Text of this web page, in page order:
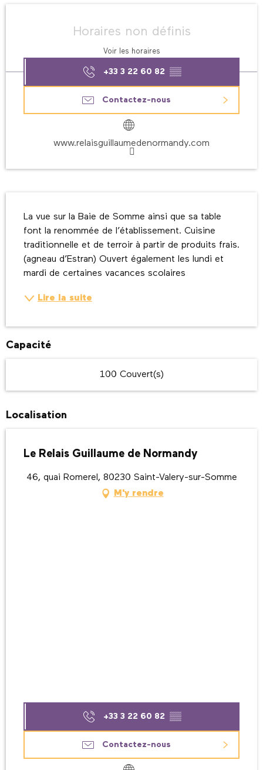
Horaires non définis
Voir les horaires
+33 3 22 60 82 ▒▒
Contactez-nous
www.relaisguillaumedenormandy.com
La vue sur la Baie de Somme ainsi que sa table
font la renommée de l’établissement. Cuisine
traditionnelle et de terroir à partir de produits frais.
(agneau d’Estran) Ouvert également les lundi et
mardi de certaines vacances scolaires
Lire la suite
Capacité
100 Couvert(s)
Localisation
Le Relais Guillaume de Normandy
46, quai Romerel, 80230 Saint-Valery-sur-Somme
M'y rendre
+33 3 22 60 82 ▒▒
Contactez-nous